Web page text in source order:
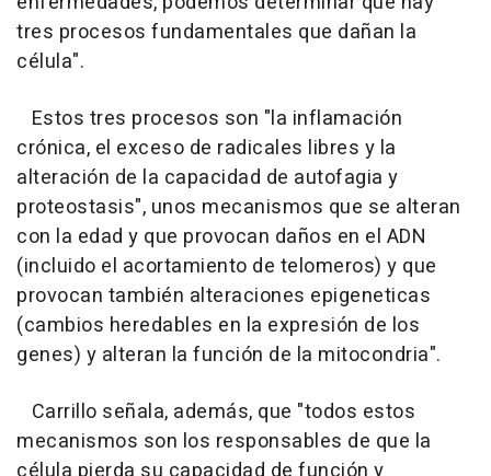
tres procesos fundamentales que dañan la
célula".
Estos tres procesos son "la inflamación
crónica, el exceso de radicales libres y la
alteración de la capacidad de autofagia y
proteostasis", unos mecanismos que se alteran
con la edad y que provocan daños en el ADN
(incluido el acortamiento de telomeros) y que
provocan también alteraciones epigeneticas
(cambios heredables en la expresión de los
genes) y alteran la función de la mitocondria".
Carrillo señala, además, que "todos estos
mecanismos son los responsables de que la